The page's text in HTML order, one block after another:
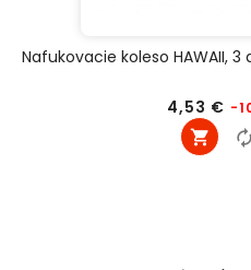
Nafukovacie koleso HAWAII, 3
4,53 € -